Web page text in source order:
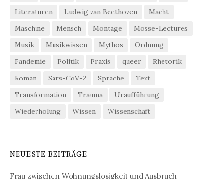
Literaturen
Ludwig van Beethoven
Macht
Maschine
Mensch Montage
Mosse-Lectures
Musik
Musikwissen Mythos
Ordnung
Pandemie
Politik Praxis queer
Rhetorik
Roman
Sars-CoV-2 Sprache
Text
Transformation
Trauma
Uraufführung
Wiederholung
Wissen Wissenschaft
NEUESTE BEITRÄGE
Frau zwischen Wohnungslosigkeit und Ausbruch